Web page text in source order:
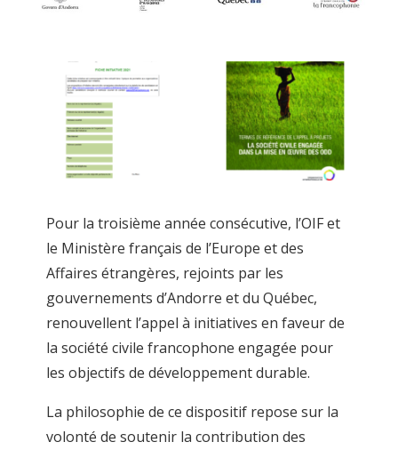
Pour la troisième année consécutive, l’OIF et
le Ministère français de l’Europe et des
Affaires étrangères, rejoints par les
gouvernements d’Andorre et du Québec,
renouvellent l’appel à initiatives en faveur de
la société civile francophone engagée pour
les objectifs de développement durable.
La philosophie de ce dispositif repose sur la
volonté de soutenir la contribution des